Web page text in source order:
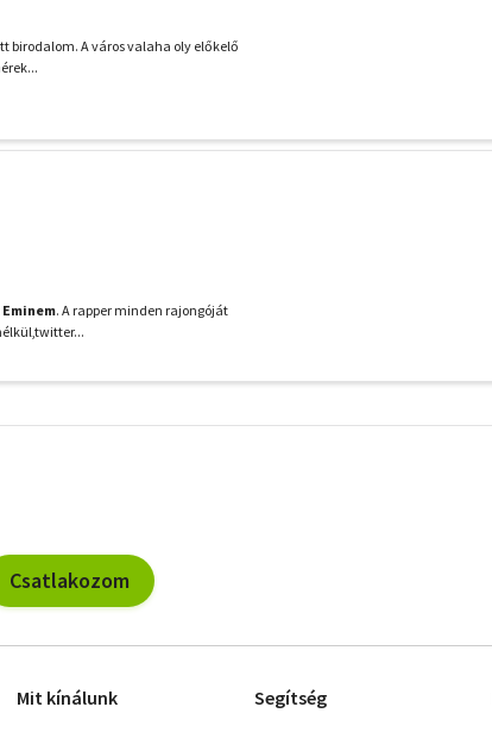
birodalom. A város valaha oly előkelő
Eminem. A rapper minden rajongóját
szűrők
Csatlakozom
Mit kínálunk Segítség